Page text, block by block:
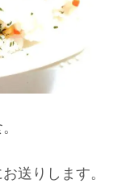
送りします。